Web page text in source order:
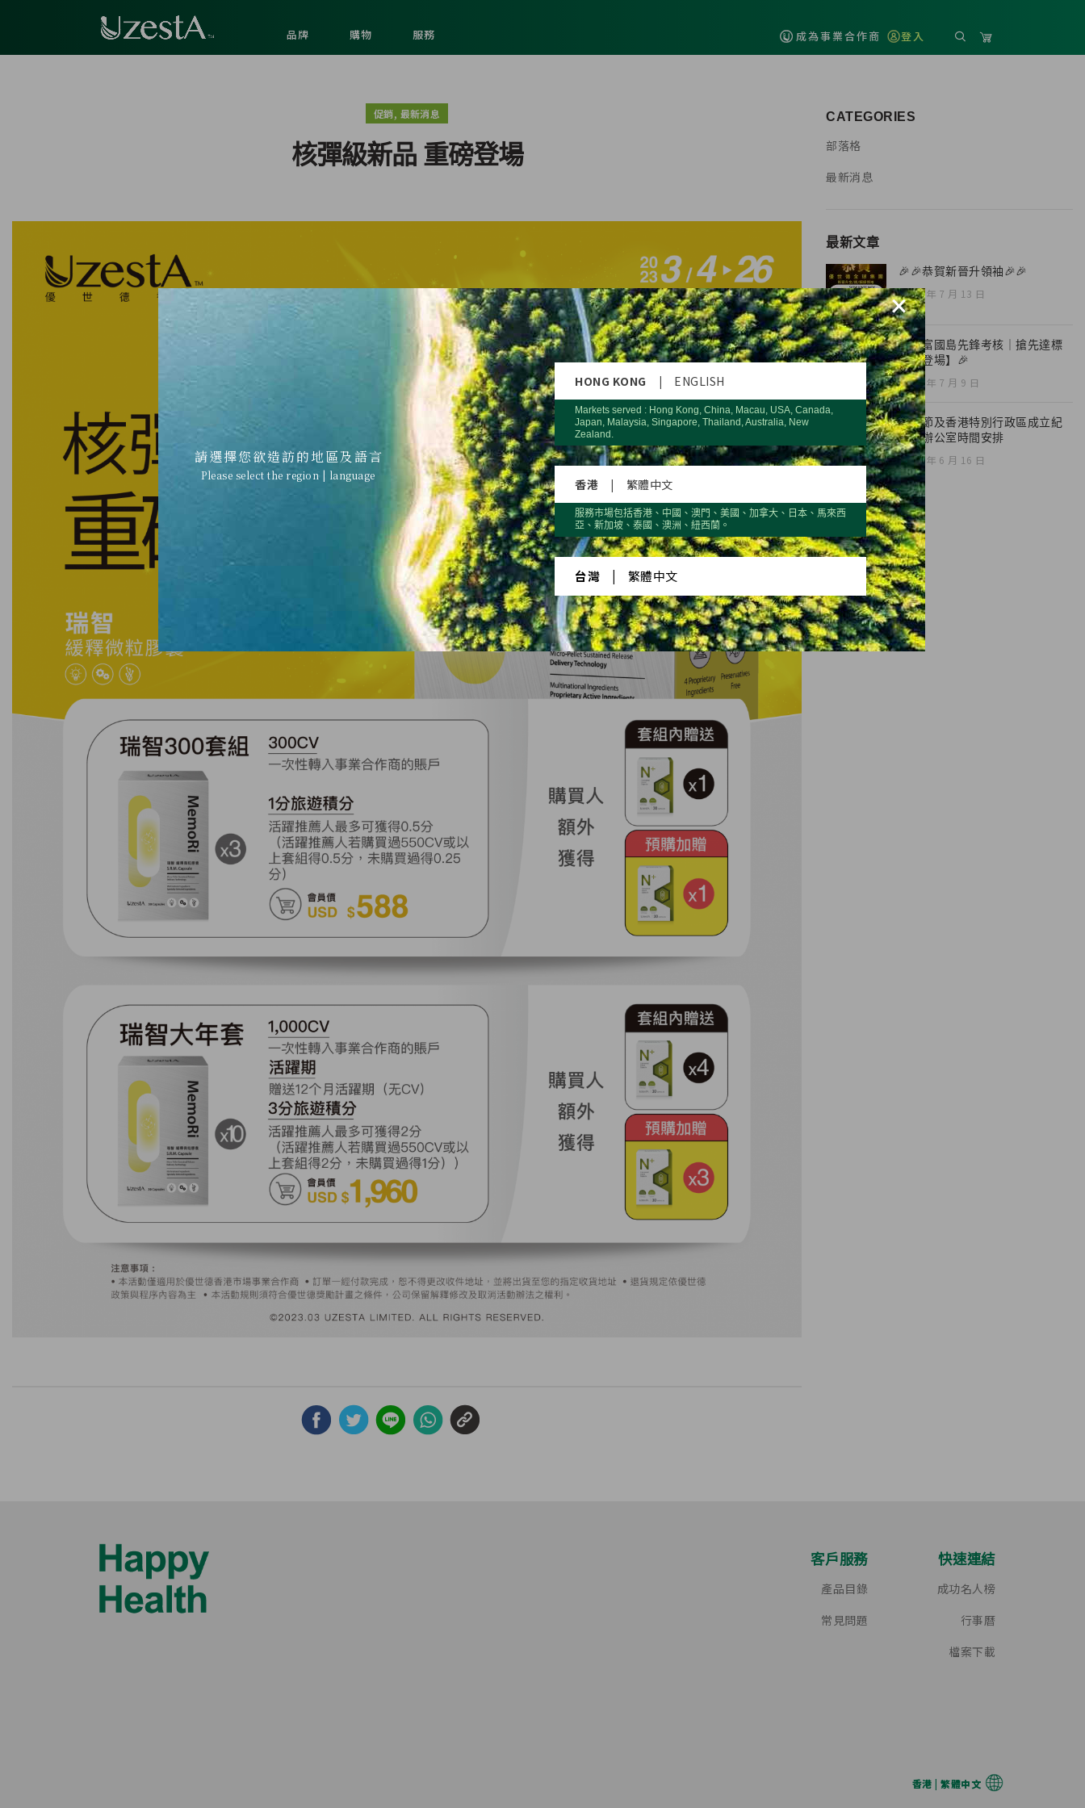
品牌 購物 服務 成為事業合作商 登入
促銷, 最新消息
核彈級新品 重磅登場
CATEGORIES
部落格
最新消息
最新文章
🎉🎉恭賀新晉升領袖🎉🎉
2026 年 7 月 13 日
🎉【富國島先鋒考核｜搶先達標
榮耀登場】🎉
2026 年 7 月 9 日
端午節及香港特別行政區成立紀
念日辦公室時間安排
2026 年 6 月 16 日
客戶服務
產品目錄
常見問題
快速連結
成功名人榜
行事曆
檔案下載
香港 | 繁體中文
×
請選擇您欲造訪的地區及語言
Please select the region | language
HONG KONG | ENGLISH
Markets served : Hong Kong, China, Macau, USA, Canada,
Japan, Malaysia, Singapore, Thailand, Australia, New
Zealand.
香港 | 繁體中文
服務市場包括香港、中國、澳門、美國、加拿大、日本、馬來西
亞、新加坡、泰國、澳洲、紐西蘭。
台灣 繁體中文